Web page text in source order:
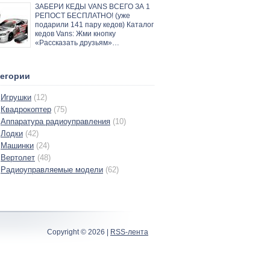
ЗАБЕРИ КЕДЫ VANS ВСЕГО ЗА 1
РЕПОСТ БЕСПЛАТНО! (уже
подарили 141 пару кедов) Каталог
кедов Vans: Жми кнопку
«Рассказать друзьям»…
Игрушки (12)
Квадрокоптер (75)
Аппаратура радиоуправления (10)
Лодки (42)
Машинки (24)
Вертолет (48)
Радиоуправляемые модели (62)
Copyright © 2026 | RSS-лента